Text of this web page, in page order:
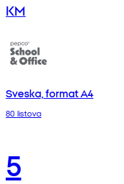
KM
Sveska, format A4
80 listova
5